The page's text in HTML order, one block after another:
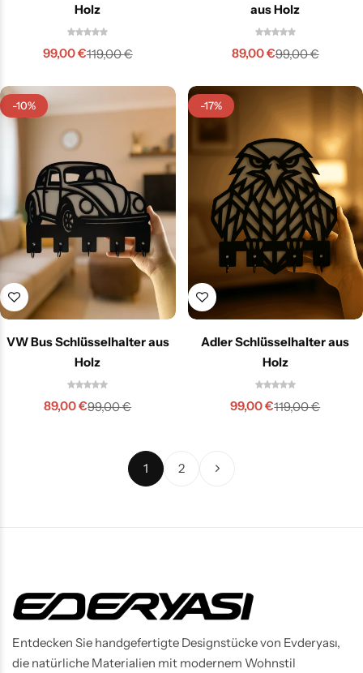
Holz
119,00€
99,00€
aus Holz
99,00€
89,00€
-10%
VW Bus Schlüsselhalter aus
Holz
99,00€
89,00€
-17%
Adler Schlüsselhalter aus
Holz
119,00€
99,00€
1 2
Entdecken Sie handgefertigte Designstücke von Evderyası,
die natürliche Materialien mit modernem Wohnstil